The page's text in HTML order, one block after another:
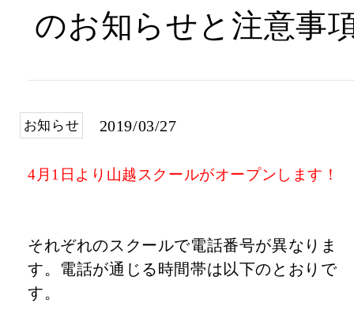
のお知らせと注意事
お知らせ 2019/03/27
4月1日より山越スクールがオープンします！
それぞれのスクールで電話番号が異なりま
す。電話が通じる時間帯は以下のとおりで
す。